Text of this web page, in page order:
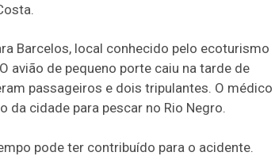
Barcelos, local conhecido pelo ecoturismo
avião de pequeno porte caiu na tarde de
passageiros e dois tripulantes. O médico
da cidade para pescar no Rio Negro.
pode ter contribuído para o acidente.